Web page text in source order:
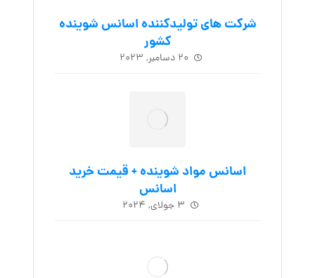
شرکت های تولیدکننده اسانس شوینده
کشور
۲۰ دسامبر, ۲۰۲۳
اسانس مواد شوینده + قیمت خرید
اسانس
۳ جولای, ۲۰۲۴